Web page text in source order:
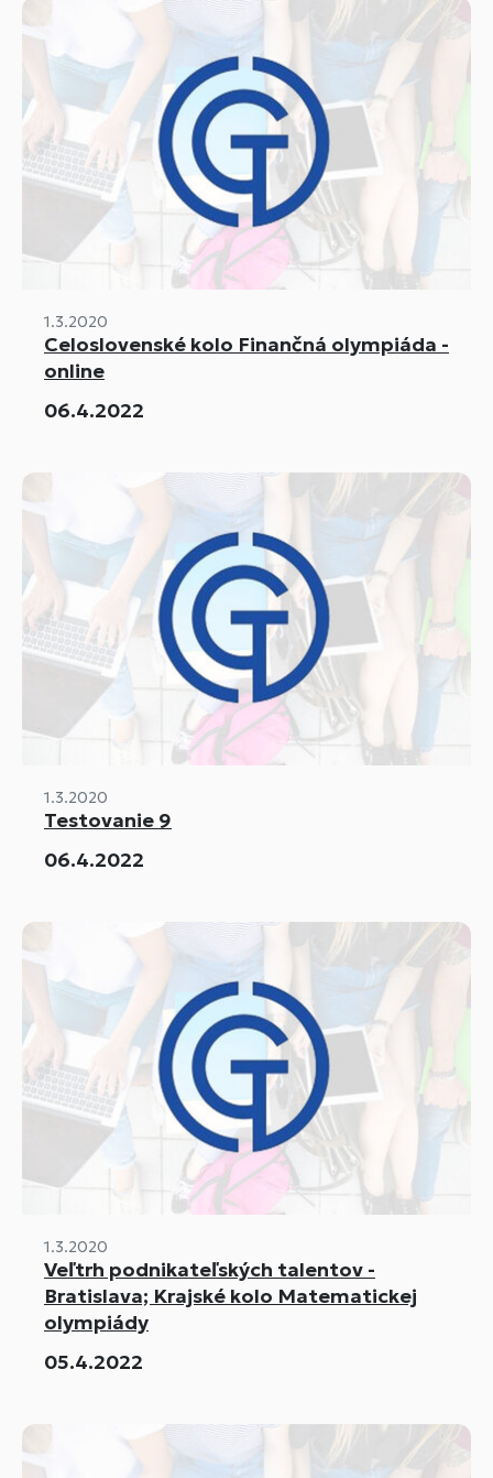
1.3.2020
Celoslovenské kolo Finančná olympiáda -
online
06.4.2022
1.3.2020
Testovanie 9
06.4.2022
1.3.2020
Veľtrh podnikateľských talentov -
Bratislava; Krajské kolo Matematickej
olympiády
05.4.2022